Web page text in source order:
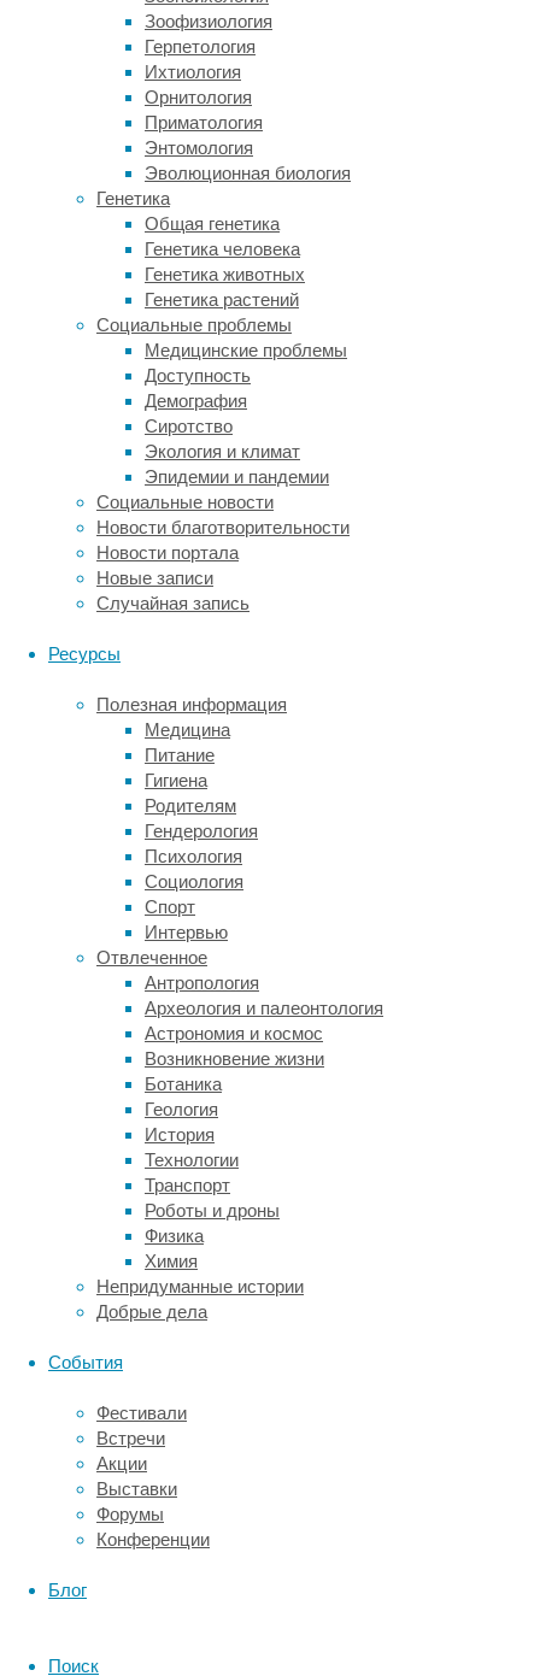
Зоофизиология
Герпетология
Ихтиология
Орнитология
Приматология
Энтомология
Эволюционная биология
Генетика
Общая генетика
Генетика человека
Генетика животных
Генетика растений
Социальные проблемы
Медицинские проблемы
Доступность
Демография
Сиротство
Экология и климат
Эпидемии и пандемии
Социальные новости
Новости благотворительности
Новости портала
Новые записи
Случайная запись
Ресурсы
Полезная информация
Медицина
Питание
Гигиена
Родителям
Гендерология
Психология
Социология
Спорт
Интервью
Отвлеченное
Антропология
Археология и палеонтология
Астрономия и космос
Возникновение жизни
Ботаника
Геология
История
Технологии
Транспорт
Роботы и дроны
Физика
Химия
Непридуманные истории
Добрые дела
События
Фестивали
Встречи
Акции
Выставки
Форумы
Конференции
Блог
Поиск
компьютере
паралича
(квадриплегия).
ходе
эксперимента
имплантировали
тонкий
как
бумага
массив
из
253
электродов
на
поверхность
мозга
в
область
коры
есть
выполнялась
электрокортикография,
ECoG,
считывая
активность
этого
участка
головного
мозга.
течение
нескольких
недель
участница
вместе
командой
обучала
искусственного
распознавать
уникальные
сигналы
ее
мозга
для